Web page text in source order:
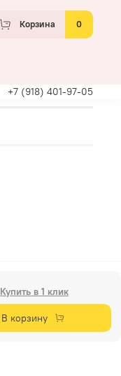
Корзина 0
+7 (918) 401-97-05
Купить в 1 клик
В корзину